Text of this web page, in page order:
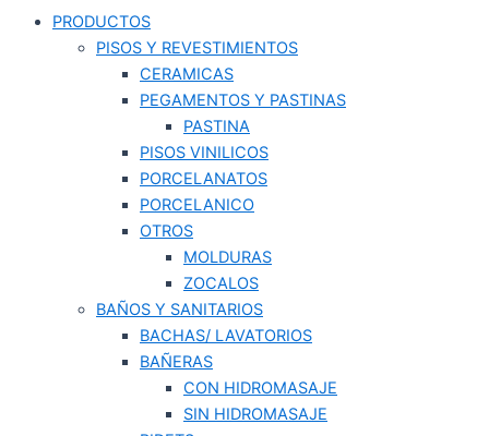
PRODUCTOS
PISOS Y REVESTIMIENTOS
CERAMICAS
PEGAMENTOS Y PASTINAS
PASTINA
PISOS VINILICOS
PORCELANATOS
PORCELANICO
OTROS
MOLDURAS
ZOCALOS
BAÑOS Y SANITARIOS
BACHAS/ LAVATORIOS
BAÑERAS
CON HIDROMASAJE
SIN HIDROMASAJE